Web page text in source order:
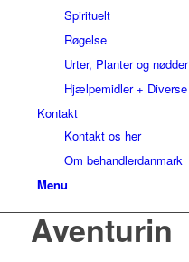
Spirituelt
Røgelse
Urter, Planter og nødder
Hjælpemidler + Diverse
Kontakt
Kontakt os her
Om behandlerdanmark
Menu
Aventurin